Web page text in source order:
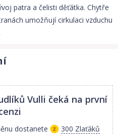
patra a čelisti děťátka. Chytře
umožňují cirkulaci vzduchu
Vulli čeká na první
dostanete
300 Zlaťáků